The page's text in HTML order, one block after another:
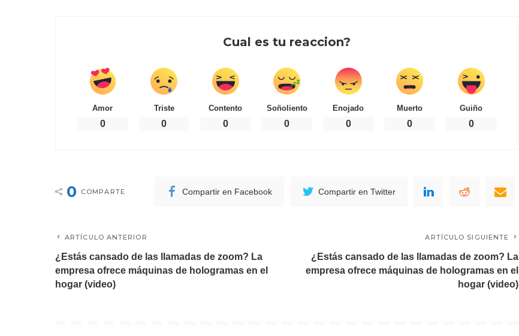
Cual es tu reaccion?
Amor
0
Triste
0
Contento
0
Soñoliento
0
Enojado
0
Muerto
0
Guiño
0
0 COMPARTE Compartir en Facebook Compartir en Twitter
ARTÍCULO ANTERIOR
¿Estás cansado de las llamadas de zoom? La
empresa ofrece máquinas de hologramas en el
hogar (video)
ARTÍCULO SIGUIENTE
¿Estás cansado de las llamadas de zoom? La
empresa ofrece máquinas de hologramas en el
hogar (video)